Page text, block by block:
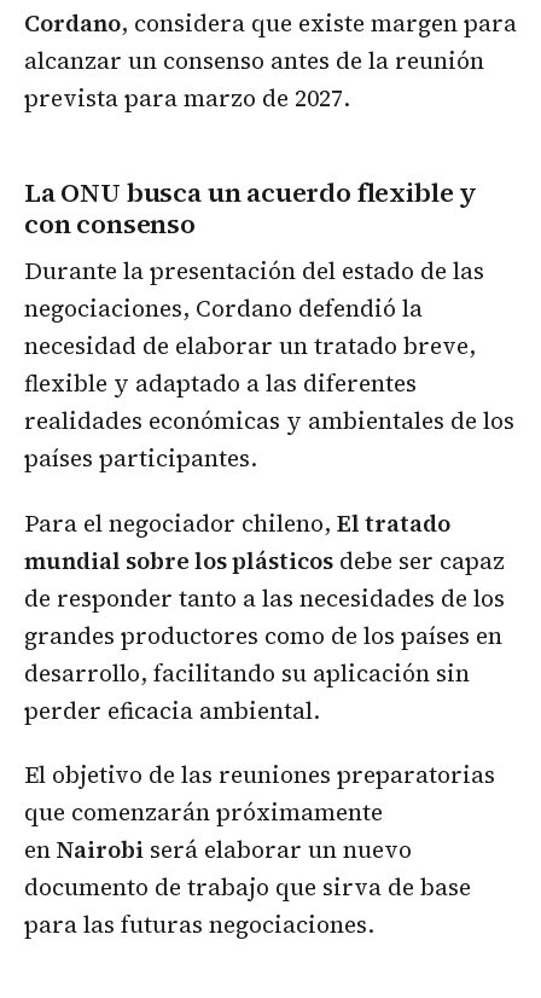
Cordano, considera que existe margen para
alcanzar un consenso antes de la reunión
prevista para marzo de 2027.
La ONU busca un acuerdo flexible y
con consenso
Durante la presentación del estado de las
negociaciones, Cordano defendió la
necesidad de elaborar un tratado breve,
flexible y adaptado a las diferentes
realidades económicas y ambientales de los
países participantes.
Para el negociador chileno, El tratado
mundial sobre los plásticos debe ser capaz
de responder tanto a las necesidades de los
grandes productores como de los países en
desarrollo, facilitando su aplicación sin
perder eficacia ambiental.
El objetivo de las reuniones preparatorias
que comenzarán próximamente
enNairobi será elaborar un nuevo
documento de trabajo que sirva de base
para las futuras negociaciones.